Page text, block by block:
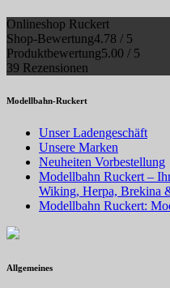
Onlineshop Ruckert
Shop-Bewertung4.78 / 5
Produktbewertung5.00 / 5
39 Rezensionen
Modellbahn-Ruckert
Unser Ladengeschäft
Unsere Marken
Neuheiten Vorbestellung
Modellbahn Ruckert –
Wiking, Herpa, Brekina
Modellbahn Ruckert:
Allgemeines